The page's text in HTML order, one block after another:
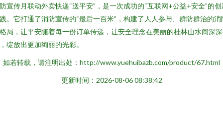
宣传月联动外卖快递“送平安”，是一次成功的“互联网+公益+安全”的创
。它打通了消防宣传的“最后一百米”，构建了人人参与、群防群治的消
局，让平安随着每一份订单传递，让安全理念在美丽的桂林山水间深
绽放出更加绚丽的光彩。
如若转载，请注明出处：http://www.yuehuibazb.com/product/67.html
更新时间：2026-08-06 08:38:42